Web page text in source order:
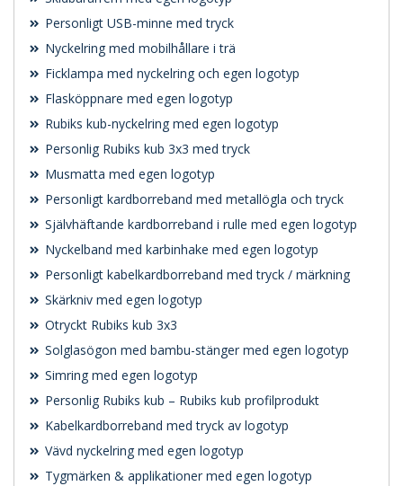
Personligt USB-minne med tryck
Nyckelring med mobilhållare i trä
Ficklampa med nyckelring och egen logotyp
Flasköppnare med egen logotyp
Rubiks kub-nyckelring med egen logotyp
Personlig Rubiks kub 3x3 med tryck
Musmatta med egen logotyp
Personligt kardborreband med metallögla och tryck
Självhäftande kardborreband i rulle med egen logotyp
Nyckelband med karbinhake med egen logotyp
Personligt kabelkardborreband med tryck / märkning
Skärkniv med egen logotyp
Otryckt Rubiks kub 3x3
Solglasögon med bambu-stänger med egen logotyp
Simring med egen logotyp
Personlig Rubiks kub – Rubiks kub profilprodukt
Kabelkardborreband med tryck av logotyp
Vävd nyckelring med egen logotyp
Tygmärken & applikationer med egen logotyp